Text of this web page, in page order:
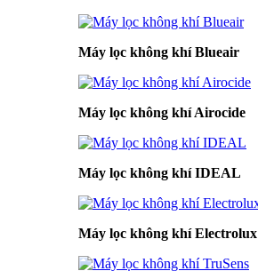
Máy lọc không khí Blueair
Máy lọc không khí Airocide
Máy lọc không khí IDEAL
Máy lọc không khí Electrolux